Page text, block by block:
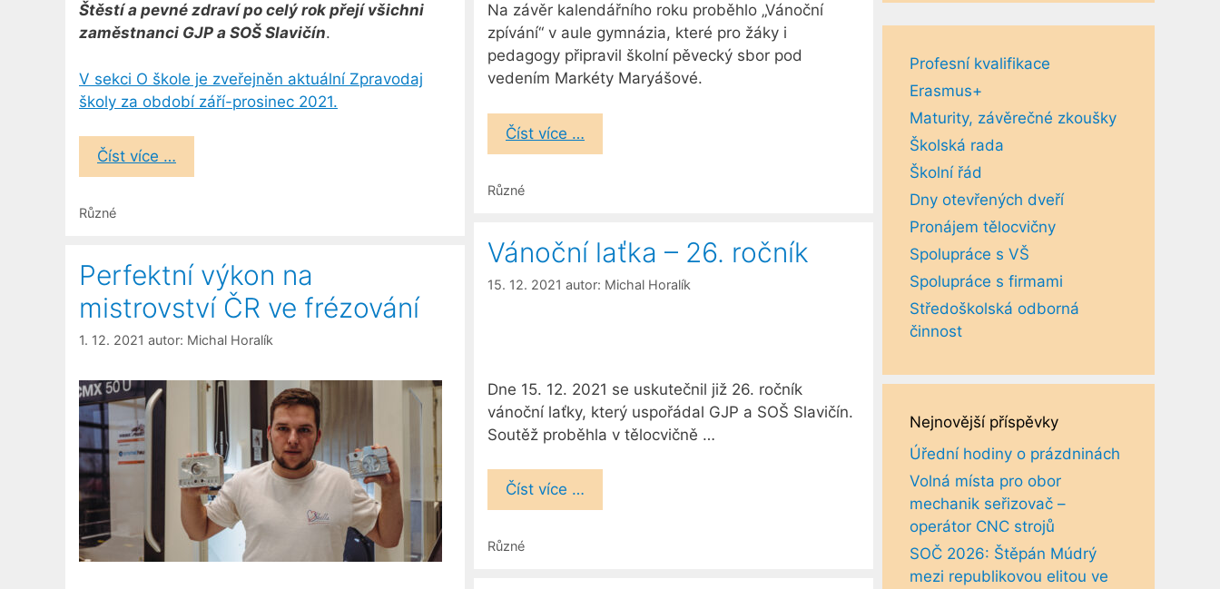
Štěstí a pevné zdraví po celý rok přejí všichni
zaměstnanci GJP a SOŠ Slavičín.
V sekci O škole je zveřejněn aktuální Zpravodaj
školy za období září-prosinec 2021.
Číst více …
Rubriky
Různé
Na závěr kalendářního roku proběhlo „Vánoční
zpívání“ v aule gymnázia, které pro žáky i
pedagogy připravil školní pěvecký sbor pod
vedením Markéty Maryášové.
Číst více …
Rubriky
Různé
Vánoční laťka – 26. ročník
15. 12. 2021 autor: Michal Horalík
Dne 15. 12. 2021 se uskutečnil již 26. ročník
vánoční laťky, který uspořádal GJP a SOŠ Slavičín.
Soutěž proběhla v tělocvičně …
Číst více …
Rubriky
Různé
Perfektní výkon na
mistrovství ČR ve frézování
1. 12. 2021 autor: Michal Horalík
Profesní kvalifikace
Erasmus+
Maturity, závěrečné zkoušky
Školská rada
Školní řád
Dny otevřených dveří
Pronájem tělocvičny
Spolupráce s VŠ
Spolupráce s firmami
Středoškolská odborná
činnost
Nejnovější příspěvky
Úřední hodiny o prázdninách
Volná místa pro obor
mechanik seřizovač –
operátor CNC strojů
SOČ 2026: Štěpán Múdrý
mezi republikovou elitou ve